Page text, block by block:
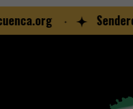
Senderos